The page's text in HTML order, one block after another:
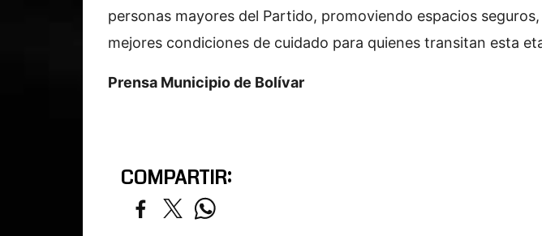
personas mayores del Partido, promoviendo espacios
mejores condiciones de cuidado para quienes transitan esta
Prensa Municipio de Bolívar
COMPARTIR: